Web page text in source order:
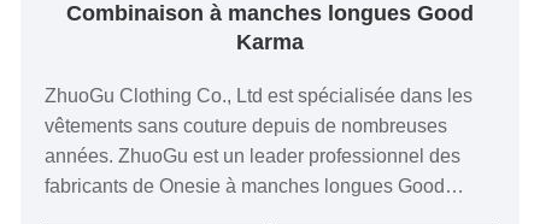
Combinaison à manches longues Good
Karma
ZhuoGu Clothing Co., Ltd est spécialisée dans les
vêtements sans couture depuis de nombreuses
années. ZhuoGu est un leader professionnel des
fabricants de Onesie à manches longues Good